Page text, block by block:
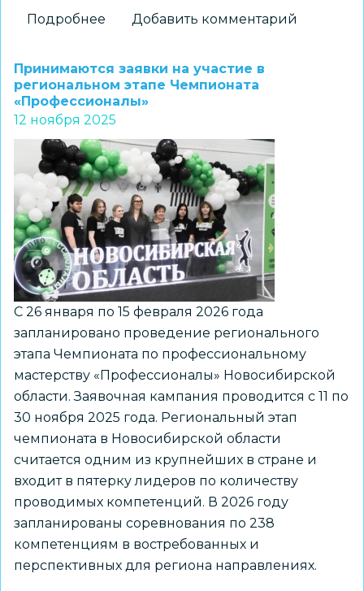
Подробнее
России
по
конструированию
Куборо
Добавить комментарий
Принимаются заявки на участие в
региональном этапе Чемпионата
«Профессионалы»
12 ноября 2025
С 26 января по 15 февраля 2026 года
запланировано проведение регионального
этапа Чемпионата по профессиональному
мастерству «Профессионалы» Новосибирской
области. Заявочная кампания проводится с 11 по
30 ноября 2025 года. Региональный этап
чемпионата в Новосибирской области
считается одним из крупнейших в стране и
входит в пятерку лидеров по количеству
проводимых компетенций. В 2026 году
запланированы соревнования по 238
компетенциям в востребованных и
перспективных для региона направлениях.